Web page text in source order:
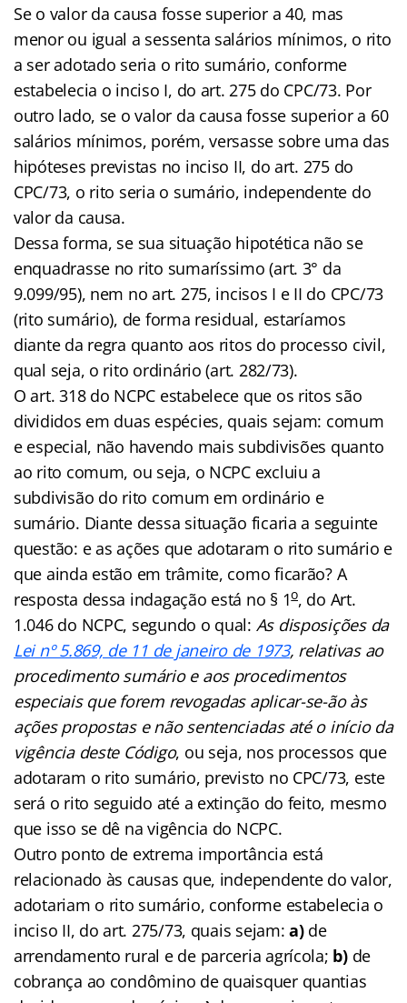
Se o valor da causa fosse superior a 40, mas
menor ou igual a sessenta salários mínimos, o rito
a ser adotado seria o rito sumário, conforme
estabelecia o inciso I, do art. 275 do CPC/73. Por
outro lado, se o valor da causa fosse superior a 60
salários mínimos, porém, versasse sobre uma das
hipóteses previstas no inciso II, do art. 275 do
CPC/73, o rito seria o sumário, independente do
valor da causa.
Dessa forma, se sua situação hipotética não se
enquadrasse no rito sumaríssimo (art. 3° da
9.099/95), nem no art. 275, incisos I e II do CPC/73
(rito sumário), de forma residual, estaríamos
diante da regra quanto aos ritos do processo civil,
qual seja, o rito ordinário (art. 282/73).
O art. 318 do NCPC estabelece que os ritos são
divididos em duas espécies, quais sejam: comum
e especial, não havendo mais subdivisões quanto
ao rito comum, ou seja, o NCPC excluiu a
subdivisão do rito comum em ordinário e
sumário. Diante dessa situação ficaria a seguinte
questão: e as ações que adotaram o rito sumário e
que ainda estão em trâmite, como ficarão? A
resposta dessa indagação está no § 1o, do Art.
1.046 do NCPC, segundo o qual: As disposições da
Lei nº 5.869, de 11 de janeiro de 1973, relativas ao
procedimento sumário e aos procedimentos
especiais que forem revogadas aplicar-se-ão às
ações propostas e não sentenciadas até o início da
vigência deste Código, ou seja, nos processos que
adotaram o rito sumário, previsto no CPC/73, este
será o rito seguido até a extinção do feito, mesmo
que isso se dê na vigência do NCPC.
Outro ponto de extrema importância está
relacionado às causas que, independente do valor,
adotariam o rito sumário, conforme estabelecia o
inciso II, do art. 275/73, quais sejam:a)de
arrendamento rural e de parceria agrícola; b)de
cobrança ao condômino de quaisquer quantias